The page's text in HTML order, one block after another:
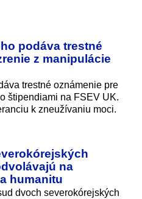
podáva trestné
z manipulácie
trestné oznámenie pre
štipendiami na FSEV UK.
k zneužívaniu moci.
na
humanitu
dvoch severokórejských